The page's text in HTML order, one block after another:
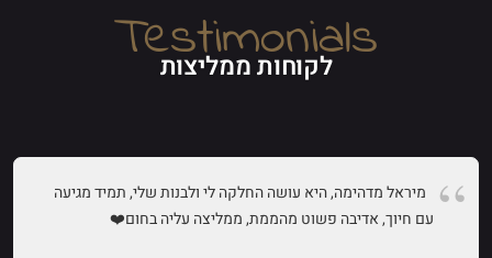
Testimonials
לקוחות ממליצות
מיראל מדהימה, היא עושה החלקה לי ולבנות שלי, תמיד מגיעה
עם חיוך, אדיבה פשוט מהממת, ממליצה עליה בחום❤️